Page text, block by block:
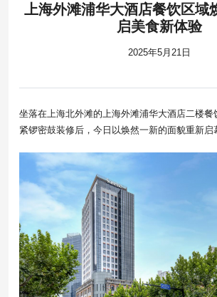
上海外滩浦华大酒店餐饮区域
启美食新体验
2025年5月21日
坐落在上海北外滩的上海外滩浦华大酒店二楼餐
紧锣密鼓装修后，今日以焕然一新的面貌重新启